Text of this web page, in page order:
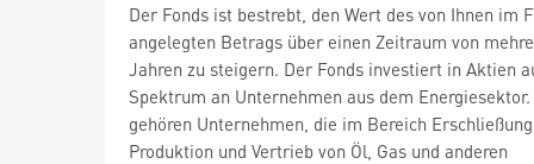
Der Fonds ist bestrebt, den Wert des von Ihnen im
angelegten Betrags über einen Zeitraum von
Jahren zu steigern. Der Fonds investiert in Aktien
Spektrum an Unternehmen aus dem Energiesektor.
gehören Unternehmen, die im Bereich
Produktion und Vertrieb von Öl, Gas und anderen